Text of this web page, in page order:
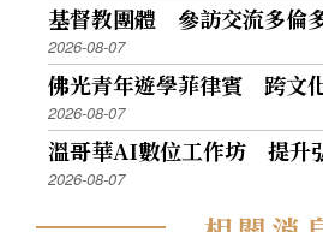
基督教團體 參訪交流多倫
2026-08-07
佛光青年遊學菲律賓 跨文
2026-08-07
溫哥華AI數位工作坊 提升
2026-08-07